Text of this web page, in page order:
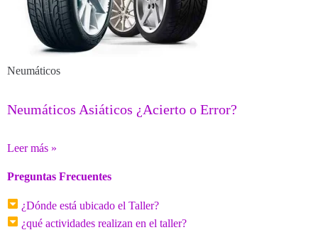
Neumáticos
Neumáticos Asiáticos ¿Acierto o Error?
Leer más »
Preguntas Frecuentes
¿Dónde está ubicado el Taller?
¿qué actividades realizan en el taller?